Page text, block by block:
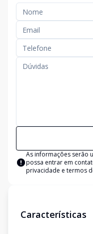
As informações serão
possa entrar em
privacidade e termos
Características